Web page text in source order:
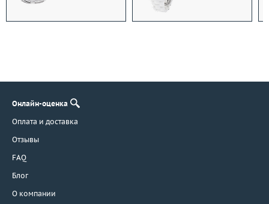
Онлайн-оценка
Оплата и доставка
Отзывы
FAQ
Блог
О компании